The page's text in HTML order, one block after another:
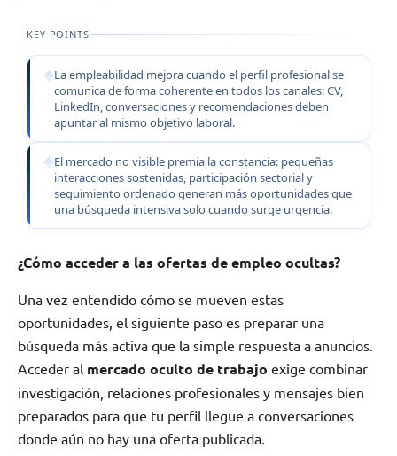
KEY POINTS
La empleabilidad mejora cuando el perfil profesional se
comunica de forma coherente en todos los canales: CV,
LinkedIn, conversaciones y recomendaciones deben
apuntar al mismo objetivo laboral.
El mercado no visible premia la constancia: pequeñas
interacciones sostenidas, participación sectorial y
seguimiento ordenado generan más oportunidades que
una búsqueda intensiva solo cuando surge urgencia.
¿Cómo acceder a las ofertas de empleo ocultas?
Una vez entendido cómo se mueven estas
oportunidades, el siguiente paso es preparar una
búsqueda más activa que la simple respuesta a anuncios.
Acceder al mercado oculto de trabajo exige combinar
investigación, relaciones profesionales y mensajes bien
preparados para que tu perfil llegue a conversaciones
donde aún no hay una oferta publicada.